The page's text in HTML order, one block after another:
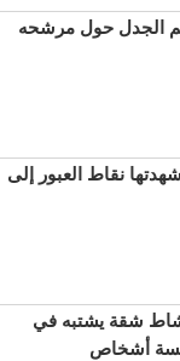
الجدل حول مرشحه
نقاط العبور إلى
شقة يشتبه في
أشخاص